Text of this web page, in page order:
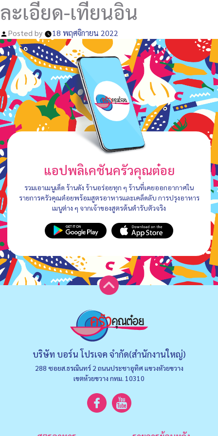
ละเอียด-เทียนอิน
Posted by 18 พฤศจิกายน 2022
แอปพลิเคชันครัวคุณต๋อย
รวมเอาเมนูเด็ด ร้านดัง ร้านอร่อยทุก ๆ ร้านที่เคยออกอากาศใน
รายการครัวคุณต๋อยพร้อมสูตรอาหารและเคล็ดลับ การปรุงอาหาร
เมนูต่าง ๆ จากเจ้าของสูตรต้นตำรับตัวจริง
บริษัท บอร์น โปรเจค จำกัด(สำนักงานใหญ่)
288 ซอยส.ธรณินทร์ 2 ถนนประชาอุทิศ แขวงหัวยขวาง
เขตห้วยขวาง กทม. 10310